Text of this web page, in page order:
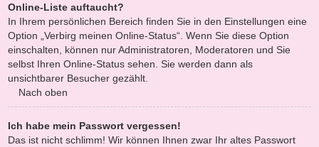
Online-Liste auftaucht?
In Ihrem persönlichen Bereich finden Sie in den Einstellungen eine
Option „Verbirg meinen Online-Status“. Wenn Sie diese Option
einschalten, können nur Administratoren, Moderatoren und Sie
selbst Ihren Online-Status sehen. Sie werden dann als
unsichtbarer Besucher gezählt.
Nach oben
Ich habe mein Passwort vergessen!
Das ist nicht schlimm! Wir können Ihnen zwar Ihr altes Passwort